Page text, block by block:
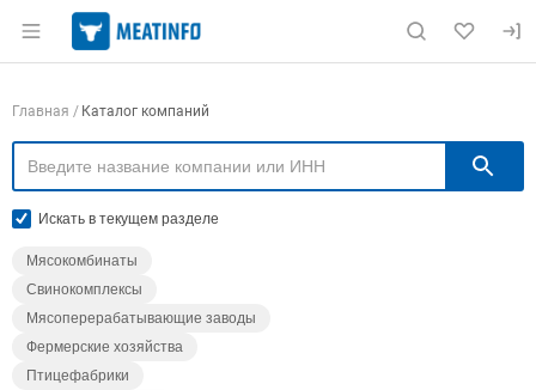
Раздел навигации по сайту meatinfo.ru
Навигация по компаниям
Главная Каталог компаний
Искать в текущем разделе
Мясокомбинаты
Свинокомплексы
Мясоперерабатывающие заводы
Фермерские хозяйства
Птицефабрики